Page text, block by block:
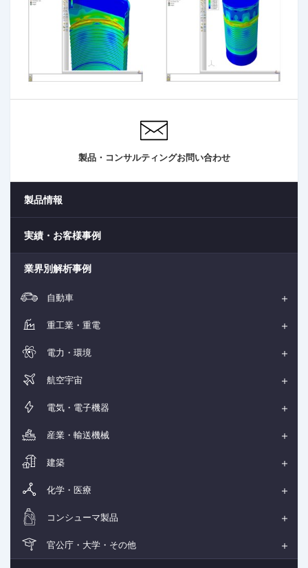
製品・コンサルティングお問い合わせ
製品情報
実績・お客様事例
業界別解析事例
自動車
重工業・重電
電力・環境
航空宇宙
電気・電子機器
産業・輸送機械
建築
化学・医療
コンシューマ製品
官公庁・大学・その他